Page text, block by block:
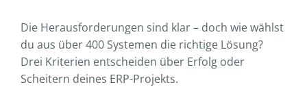
Die Herausforderungen sind klar – doch wie wählst
du aus über 400 Systemen die richtige Lösung?
Drei Kriterien entscheiden über Erfolg oder
Scheitern deines ERP-Projekts.